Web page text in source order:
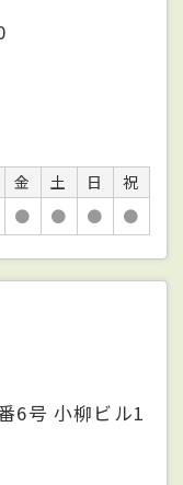
金 土 日
祝
● ● ● ●
6号 小柳ビル1